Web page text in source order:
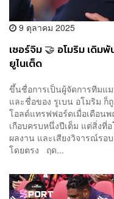
9 ตุลาคม 2025
เซอร์จิม 🤝 อโมริม เดิม
ยูไนเต็ด
ขึ้นชื่อการเป็นผู้จัดการทีมแม
และชื่อของ รูเบน อโมริม ก็
โอลด์แทรฟฟอร์ดเมื่อเดือน
เกือบครบหนึ่งปีเต็ม แต่สิ่งที่
ผลงาน และเสียงวิจารณ์ร
โดยตรง ฤด...